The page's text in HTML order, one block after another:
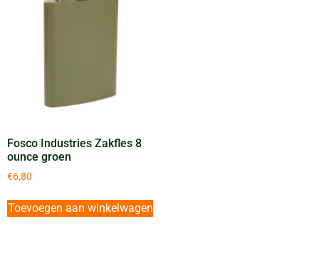
Fosco Industries Zakfles 8
ounce groen
€6,80
Toevoegen aan winkelwagen